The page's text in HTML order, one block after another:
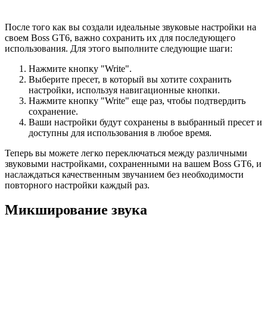
После того как вы создали идеальные звуковые настройки на
своем Boss GT6, важно сохранить их для последующего
использования. Для этого выполните следующие шаги:
Нажмите кнопку "Write".
Выберите пресет, в который вы хотите сохранить
настройки, используя навигационные кнопки.
Нажмите кнопку "Write" еще раз, чтобы подтвердить
сохранение.
Ваши настройки будут сохранены в выбранный пресет и
доступны для использования в любое время.
Теперь вы можете легко переключаться между различными
звуковыми настройками, сохраненными на вашем Boss GT6, и
наслаждаться качественным звучанием без необходимости
повторного настройки каждый раз.
Микширование звука